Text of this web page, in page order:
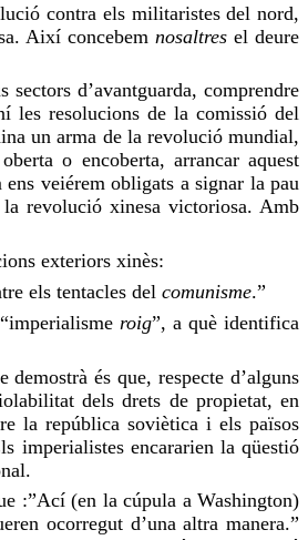
contra els militaristes del nord,
Així concebem nosaltresel deure
d’avantguarda, comprendre
les resolucions de la comissió del
un arma de la revolució mundial,
o encoberta, arrancar aquest
veiérem obligats a signar la pau
revolució xinesa victoriosa. Amb
exteriors xinès:
els tentacles del comunisme.”
roig”, a què identifica
és que, respecte d’alguns
dels drets de propietat, en
la república soviètica i els països
imperialistes encararien la qüestió
:”Ací (en la cúpula a Washington)
ocorregut d’una altra manera.”